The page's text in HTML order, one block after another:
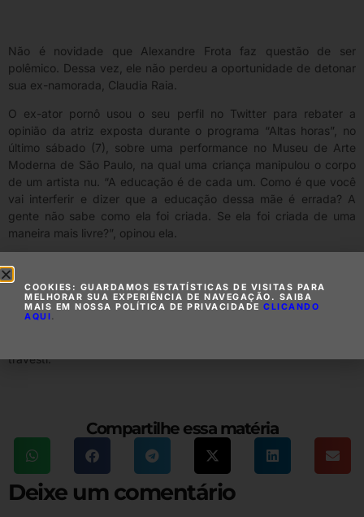
Não é novidade que Alexandre Frota faz questão de ser
polêmico. Dessa vez, ele não perdeu a oportunidade de detonar
sua ex-namorada, Claudia Raia.
O ex-ator pornô usou o seu perfil no Twitter para rebater a
opinião da atriz exposta durante o programa “Altas horas”, no
último sábado (7), sobre uma performance no Museu de Arte
Moderna de São Paulo, na qual uma criança manipulou o corpo
de um artista nu. “A educação é de cada um. Como é que você
vai interferir e dizer que a educação dessa mãe é errada? A
gente não sabe como ela foi criada. Se ela foi criada de uma
maneira mais livre?”, opinou ela.
Raia ela era legal e se comportava como mulher. Foram 5 bons
anos. Hoje é ela que come o marido então ficou assim”.
Em outra publicação, ele compartilhou a capa de uma revista da
travesti.
Compartilhe essa matéria
Deixe um comentário
COOKIES: GUARDAMOS ESTATÍSTICAS DE VISITAS PARA
MELHORAR SUA EXPERIÊNCIA DE NAVEGAÇÃO. SAIBA
MAIS EM NOSSA POLÍTICA DE PRIVACIDADE CLICANDO
AQUI.